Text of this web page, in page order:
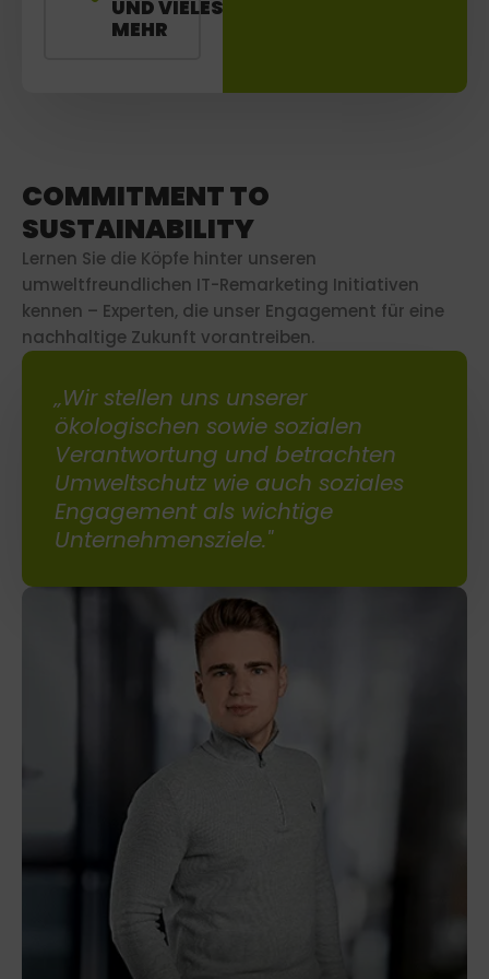
UND VIELES
MEHR
COMMITMENT TO
SUSTAINABILITY
Lernen Sie die Köpfe hinter unseren
umweltfreundlichen IT-Remarketing Initiativen
kennen – Experten, die unser Engagement für eine
nachhaltige Zukunft vorantreiben.
„Wir stellen uns unserer
ökologischen sowie sozialen
Verantwortung und betrachten
Umweltschutz wie auch soziales
Engagement als wichtige
Unternehmensziele."